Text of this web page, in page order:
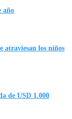
año
atraviesan los niños
de USD 1.000